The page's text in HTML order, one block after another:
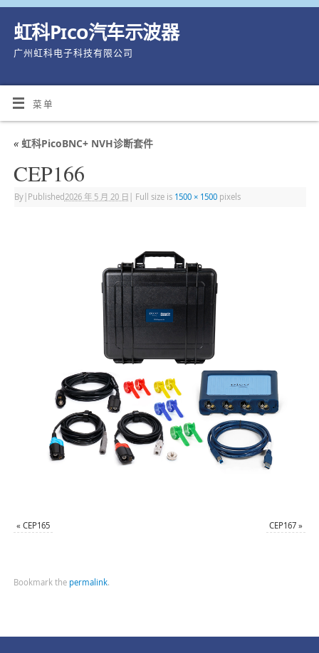
虹科Pico汽车示波器
广州虹科电子科技有限公司
菜单
«虹科PicoBNC+ NVH诊断套件
CEP166
By| Published 2026 年 5 月 20 日 Full size is 1500 × 1500pixels
« CEP165 CEP167 »
Bookmark the permalink.